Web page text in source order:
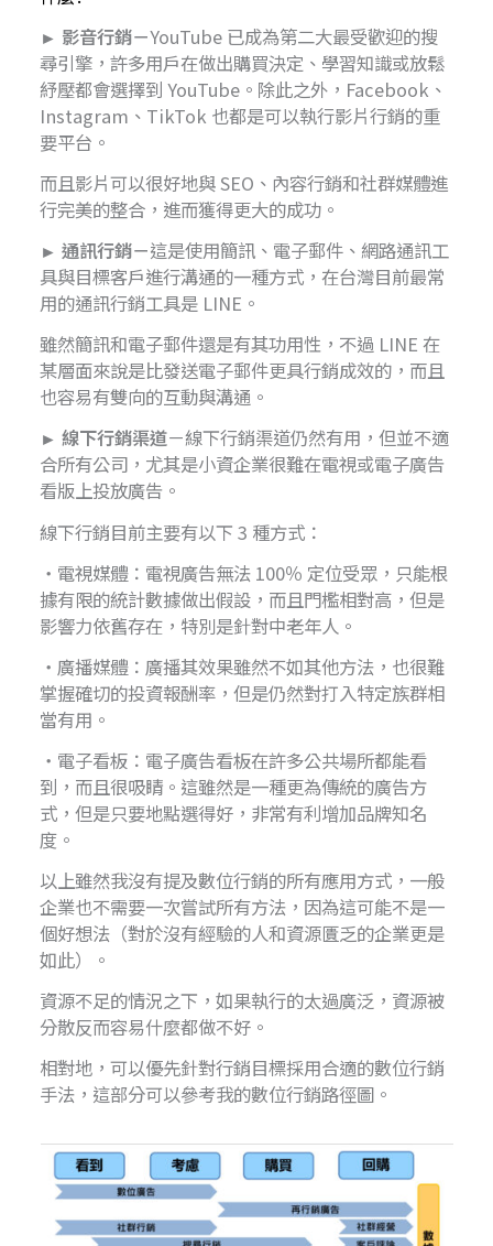
► 影音行銷－YouTube 已成為第二大最受歡迎的搜
尋引擎，許多用戶在做出購買決定、學習知識或放鬆
紓壓都會選擇到 YouTube。除此之外，Facebook、
Instagram、TikTok 也都是可以執行影片行銷的重
要平台。
而且影片可以很好地與 SEO、內容行銷和社群媒體進
行完美的整合，進而獲得更大的成功。
► 通訊行銷－這是使用簡訊、電子郵件、網路通訊工
具與目標客戶進行溝通的一種方式，在台灣目前最常
用的通訊行銷工具是 LINE。
雖然簡訊和電子郵件還是有其功用性，不過 LINE 在
某層面來說是比發送電子郵件更具行銷成效的，而且
也容易有雙向的互動與溝通。
► 線下行銷渠道－線下行銷渠道仍然有用，但並不適
合所有公司，尤其是小資企業很難在電視或電子廣告
看版上投放廣告。
線下行銷目前主要有以下 3 種方式：
・電視媒體：電視廣告無法 100％ 定位受眾，只能根
據有限的統計數據做出假設，而且門檻相對高，但是
影響力依舊存在，特別是針對中老年人。
・廣播媒體：廣播其效果雖然不如其他方法，也很難
掌握確切的投資報酬率，但是仍然對打入特定族群相
當有用。
・電子看板：電子廣告看板在許多公共場所都能看
到，而且很吸睛。這雖然是一種更為傳統的廣告方
式，但是只要地點選得好，非常有利增加品牌知名
度。
以上雖然我沒有提及數位行銷的所有應用方式，一般
企業也不需要一次嘗試所有方法，因為這可能不是一
個好想法（對於沒有經驗的人和資源匱乏的企業更是
如此）。
資源不足的情況之下，如果執行的太過廣泛，資源被
分散反而容易什麼都做不好。
相對地，可以優先針對行銷目標採用合適的數位行銷
手法，這部分可以參考我的數位行銷路徑圖。